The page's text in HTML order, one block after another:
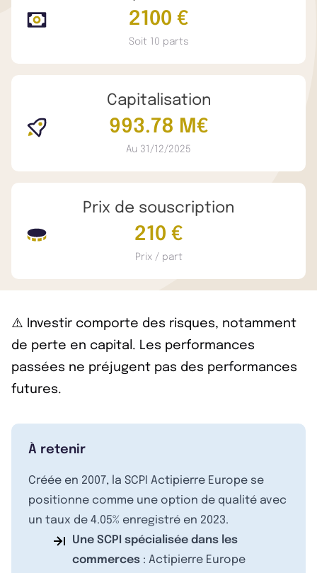
2100 €
Soit 10 parts
Capitalisation
993.78 M€
Au 31/12/2025
Prix de souscription
210 €
Prix / part
⚠️ Investir comporte des risques, notamment
de perte en capital. Les performances
passées ne préjugent pas des performances
futures.
À retenir
Créée en 2007, la SCPI Actipierre Europe se
positionne comme une option de qualité avec
un taux de 4.05% enregistré en 2023.
Une SCPI spécialisée dans les
commerces : Actipierre Europe